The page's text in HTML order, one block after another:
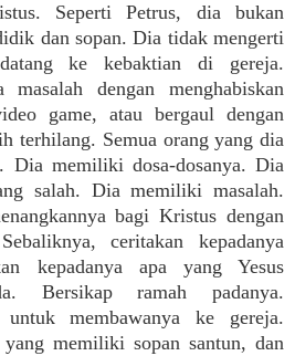
Seperti Petrus, dia bukan
dan sopan. Dia tidak mengerti
ke kebaktian di gereja.
dengan menghabiskan
game, atau bergaul dengan
terhilang. Semua orang yang dia
Dia memiliki dosa-dosanya. Dia
salah. Dia memiliki masalah.
bagi Kristus dengan
ceritakan kepadanya
kepadanya apa yang Yesus
Bersikap ramah padanya.
untuk membawanya ke gereja.
memiliki sopan santun, dan